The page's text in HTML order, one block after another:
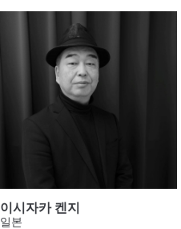
이시자카 켄지
일본